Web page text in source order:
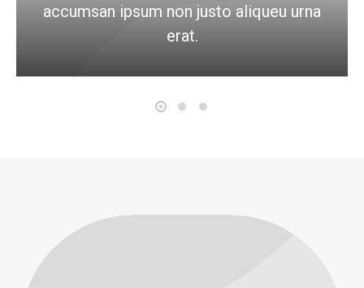
accumsan ipsum non justo aliqueu urna
erat.